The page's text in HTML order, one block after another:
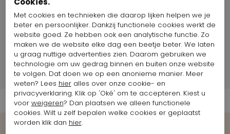
Maat artikel op foto:
Maat 38
Merk Informatie
Verzend informatie
Met cookies en technieken die daarop lijken helpen we je
beter en persoonlijker. Dankzij functionele cookies werkt de
website goed. Ze hebben ook een analytische functie. Zo
maken we de website elke dag een beetje beter. We laten
u graag nuttige advertenties zien. Daarom gebruiken we
technologie om uw gedrag binnen en buiten onze website
te volgen. Dat doen we op een anonieme manier. Meer
weten? Lees hieralles over onze cookie- en
privacyverklaring. Klik op 'Oké' om te accepteren. Kiest u
voor weigeren? Dan plaatsen we alleen functionele
cookies. Wilt u zelf bepalen welke cookies er geplaatst
worden klik dan hier.